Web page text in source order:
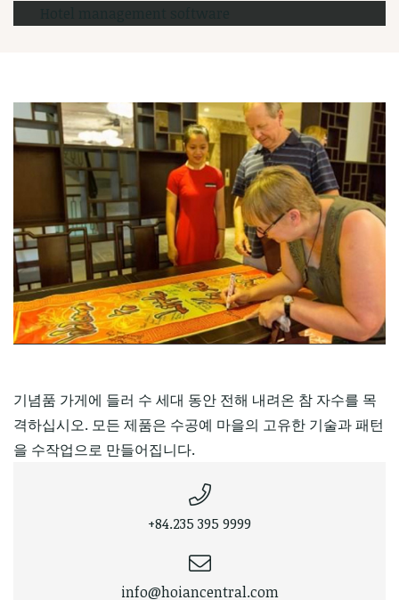
+84.235 395 9999
info@hoiancentral.com
기념품 가게에 들러 수 세대 동안 전해 내려온 참 자수를 목
격하십시오. 모든 제품은 수공예 마을의 고유한 기술과 패턴
을 수작업으로 만들어집니다.